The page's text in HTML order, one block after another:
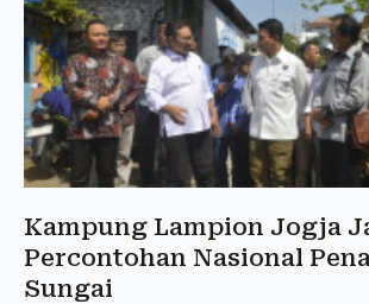
Kampung Lampion Jogja
Percontohan Nasional
Sungai